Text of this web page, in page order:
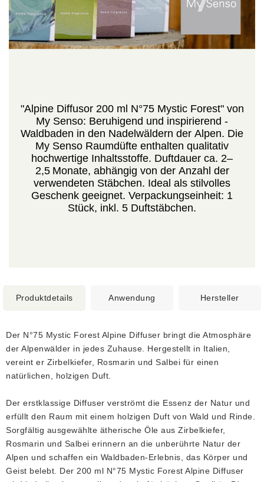
"Alpine Diffusor 200 ml N°75 Mystic Forest" von
My Senso: Beruhigend und inspirierend -
Waldbaden in den Nadelwäldern der Alpen. Die
My Senso Raumdüfte enthalten qualitativ
hochwertige Inhaltsstoffe. Duftdauer ca. 2–
2,5 Monate, abhängig von der Anzahl der
verwendeten Stäbchen. Ideal als stilvolles
Geschenk geeignet. Verpackungseinheit: 1
Stück, inkl. 5 Duftstäbchen.
Produktdetails Anwendung Hersteller
Der N°75 Mystic Forest Alpine Diffuser bringt die Atmosphäre
der Alpenwälder in jedes Zuhause. Hergestellt in Italien,
vereint er Zirbelkiefer, Rosmarin und Salbei für einen
natürlichen, holzigen Duft.
Der erstklassige Diffuser verströmt die Essenz der Natur und
erfüllt den Raum mit einem holzigen Duft von Wald und Rinde.
Sorgfältig ausgewählte ätherische Öle aus Zirbelkiefer,
Rosmarin und Salbei erinnern an die unberührte Natur der
Alpen und schaffen ein Waldbaden-Erlebnis, das Körper und
Geist belebt. Der 200 ml N°75 Mystic Forest Alpine Diffuser